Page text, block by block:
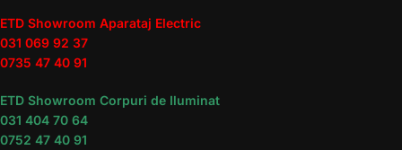
ETD Showroom Aparataj Electric
031 069 92 37
0735 47 40 91
ETD Showroom Corpuri de Iluminat
031 404 70 64
0752 47 40 91